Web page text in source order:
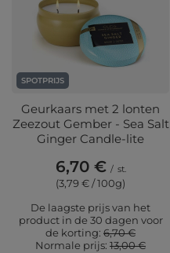
SPOTPRIJS
Geurkaars met 2 lonten
Zeezout Gember - Sea Salt
Ginger Candle-lite
6,70 € / st.
(3,79 € / 100g)
De laagste prijs van het
product in de 30 dagen voor
de korting: 6,70 €
Normale prijs: 13,00 €